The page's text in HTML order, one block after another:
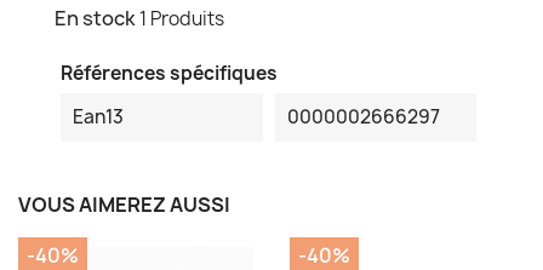
En stock1 Produits
Références spécifiques
Ean13
0000002666297
VOUS AIMEREZ AUSSI
-40% -40%